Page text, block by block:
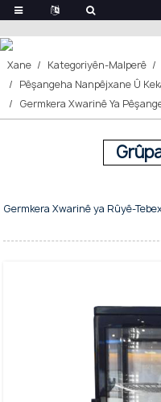
Germkera
Xane Kategoriyên-Malperê
Pêşangeha Nanpêjxane Û
Germkera Xwarinê Ya
Germkera Xwarinê ya Rûyê-